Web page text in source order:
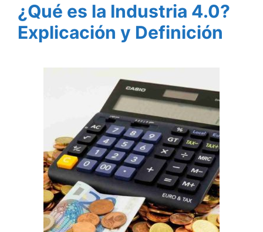
¿Qué es la Industria 4.0?
Explicación y Definición